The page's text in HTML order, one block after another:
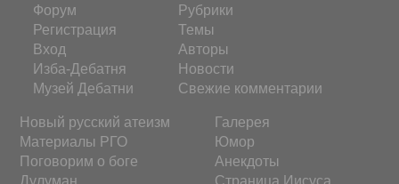
Форум
Регистрация
Вход
Изба-Дебатня
Музей Дебатни
Рубрики
Темы
Авторы
Новости
Свежие комментарии
Новый русский атеизм
Материалы РГО
Поговорим о боге
Галерея
Юмор
Анекдоты